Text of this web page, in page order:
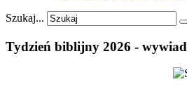
Szukaj...
Tydzień biblijny 2026 - wywiad